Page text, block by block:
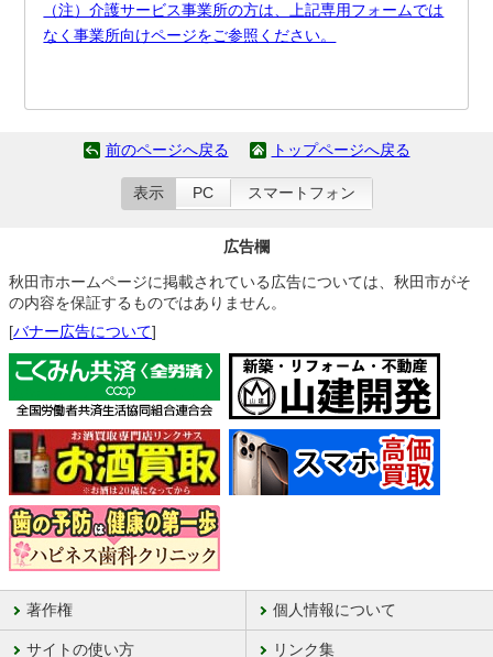
（注）介護サービス事業所の方は、上記専用フォームでは
なく事業所向けページをご参照ください。
前のページへ戻る トップページへ戻る
表示 PC スマートフォン
広告欄
秋田市ホームページに掲載されている広告については、秋田市がそ
の内容を保証するものではありません。
[バナー広告について]
著作権 個人情報について
サイトの使い方 リンク集